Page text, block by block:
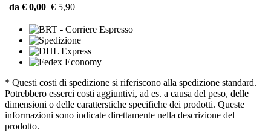
da € 0,00 € 5,90
* Questi costi di spedizione si riferiscono alla spedizione standard.
Potrebbero esserci costi aggiuntivi, ad es. a causa del peso, delle
dimensioni o delle caratterstiche specifiche dei prodotti. Queste
informazioni sono indicate direttamente nella descrizione del
prodotto.